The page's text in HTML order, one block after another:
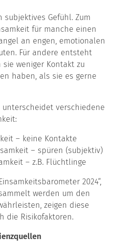
subjektives Gefühl. Zum
für manche einen
an engen, emotionalen
Für andere entsteht
sie weniger Kontakt zu
haben, als sie es gerne
unterscheidet verschiedene
– keine Kontakte
– spüren (subjektiv)
– z.B. Flüchtlinge
2024“,
werden um den
zeigen diese
die Risikofaktoren.